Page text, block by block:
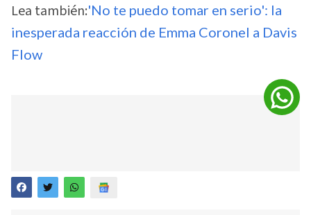
Lea también:'No te puedo tomar en serio': la
inesperada reacción de Emma Coronel a Davis
Flow